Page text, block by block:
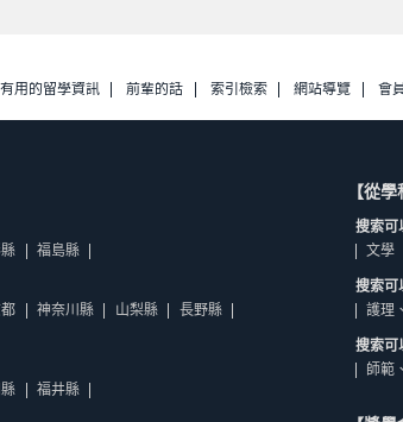
有用的留學資訊 前輩的話 索引檢索 網站導覽 會
福島縣
神奈川縣 山梨縣
長野縣
福井縣
【從
搜索可
文學
搜索可
護理
搜索可
師範